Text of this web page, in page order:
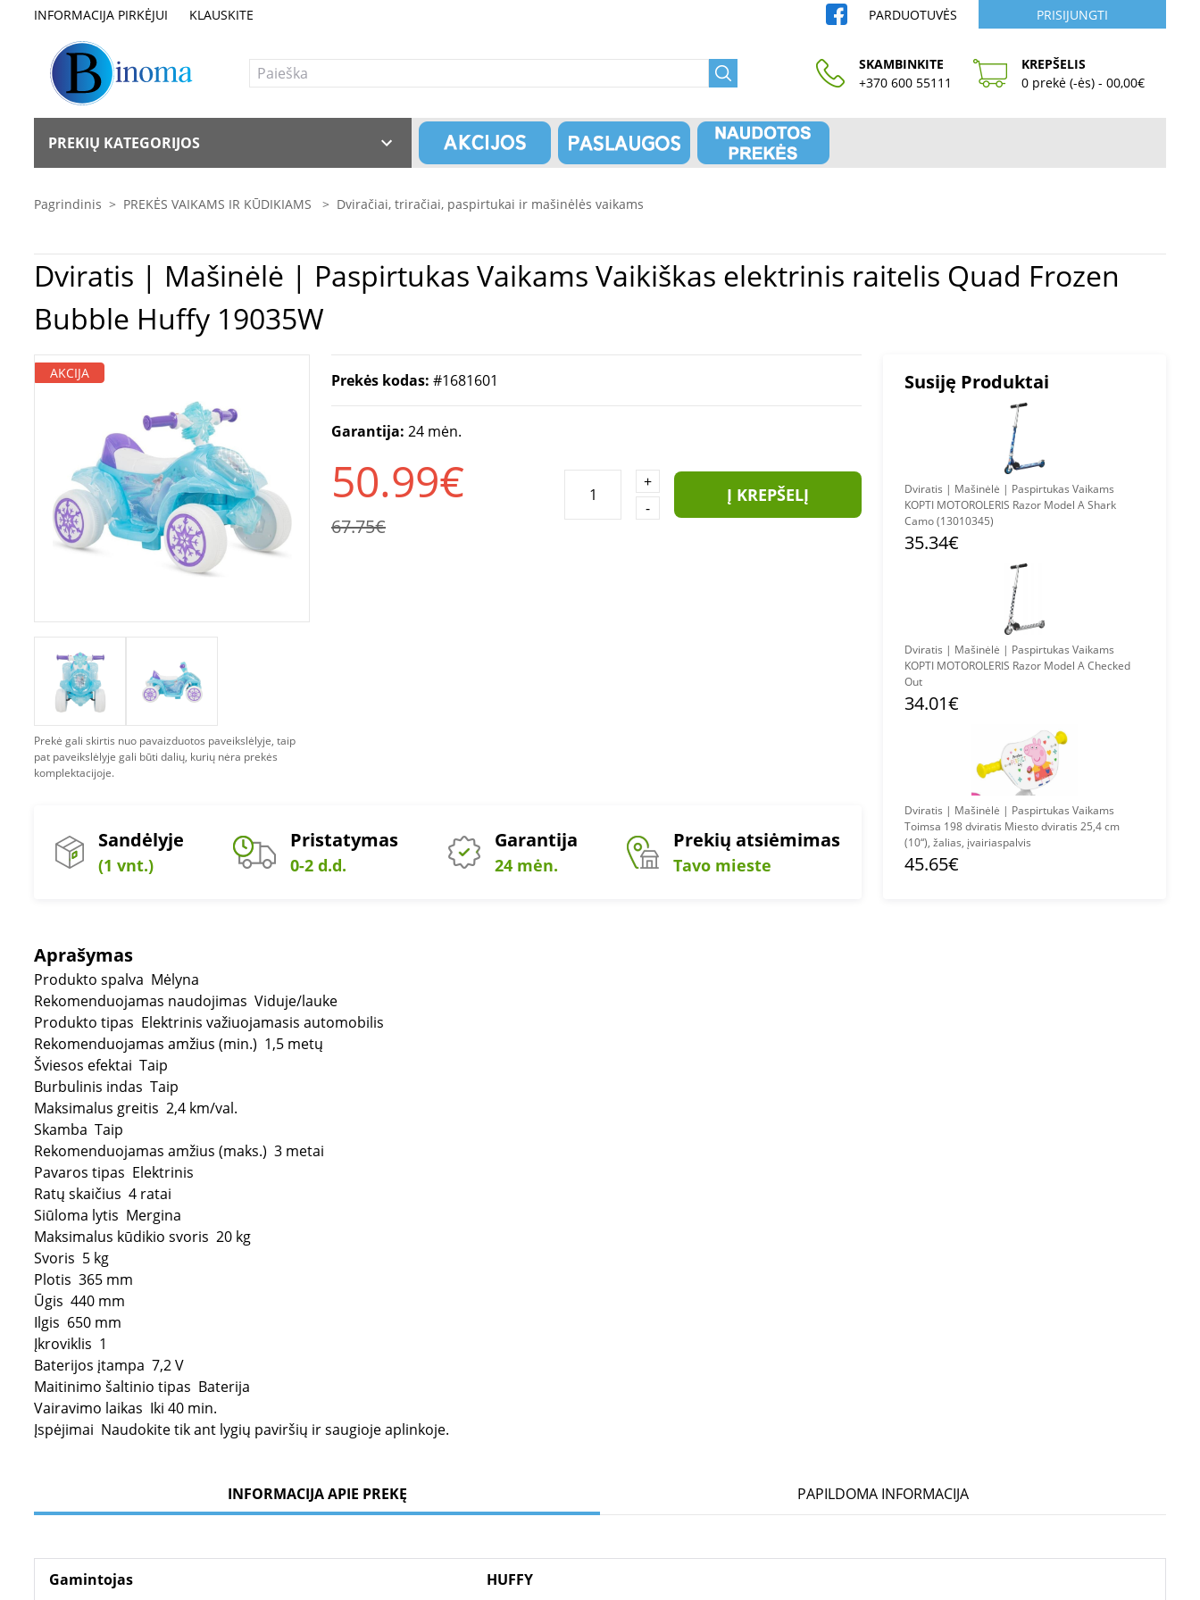
INFORMACIJA PIRKĖJUI KLAUSKITE PARDUOTUVĖS PRISIJUNGTI
SKAMBINKITE
+370 600 55111
KREPŠELIS
0 prekė (-ės) - 00,00€
PREKIŲ KATEGORIJOS
Pagrindinis > PREKĖS VAIKAMS IR KŪDIKIAMS > Dviračiai, triračiai, paspirtukai ir mašinėlės vaikams
Dviratis | Mašinėlė | Paspirtukas Vaikams Vaikiškas elektrinis raitelis Quad Frozen
Bubble Huffy 19035W
AKCIJA
Prekė gali skirtis nuo pavaizduotos paveikslėlyje, taip
pat paveikslėlyje gali būti dalių, kurių nėra prekės
komplektacijoje.
Prekės kodas: #1681601
Garantija: 24 mėn.
50.99€
67.75€
+
-
Į KREPŠELĮ
Sandėlyje
(1 vnt.)
Pristatymas
0-2 d.d.
Garantija
24 mėn.
Prekių atsiėmimas
Tavo mieste
Susiję Produktai
Dviratis | Mašinėlė | Paspirtukas Vaikams
KOPTI MOTOROLERIS Razor Model A Shark
Camo (13010345)
35.34€
Dviratis | Mašinėlė | Paspirtukas Vaikams
KOPTI MOTOROLERIS Razor Model A Checked
Out
34.01€
Dviratis | Mašinėlė | Paspirtukas Vaikams
Toimsa 198 dviratis Miesto dviratis 25,4 cm
(10“), žalias, įvairiaspalvis
45.65€
Aprašymas
Produkto spalva Mėlyna
Rekomenduojamas naudojimas Viduje/lauke
Produkto tipas Elektrinis važiuojamasis automobilis
Rekomenduojamas amžius (min.) 1,5 metų
Šviesos efektai Taip
Burbulinis indas Taip
Maksimalus greitis 2,4 km/val.
Skamba Taip
Rekomenduojamas amžius (maks.) 3 metai
Pavaros tipas Elektrinis
Ratų skaičius 4 ratai
Siūloma lytis Mergina
Maksimalus kūdikio svoris 20 kg
Svoris 5 kg
Plotis 365 mm
Ūgis 440 mm
Ilgis 650 mm
Įkroviklis 1
Baterijos įtampa 7,2 V
Maitinimo šaltinio tipas Baterija
Vairavimo laikas Iki 40 min.
Įspėjimai Naudokite tik ant lygių paviršių ir saugioje aplinkoje.
INFORMACIJA APIE PREKĘ PAPILDOMA INFORMACIJA
Gamintojas HUFFY